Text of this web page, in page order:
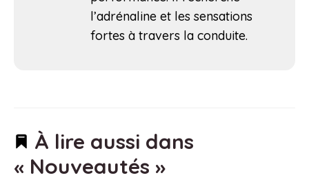
l’adrénaline et les sensations
fortes à travers la conduite.
À lire aussi dans
« Nouveautés »